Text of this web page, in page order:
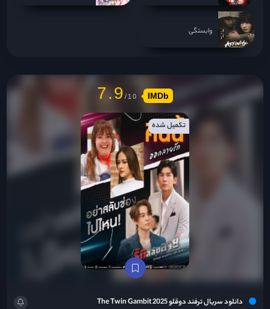
وابستگی
دانلود سریال ترفند دوقلو The Twin Gambit 2025
7.9 IMDb
تکمیل شده